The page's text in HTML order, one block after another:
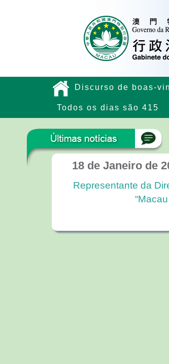
Discurso de boas-
Todos os dias são 415
18 de Janeiro de
Representante da